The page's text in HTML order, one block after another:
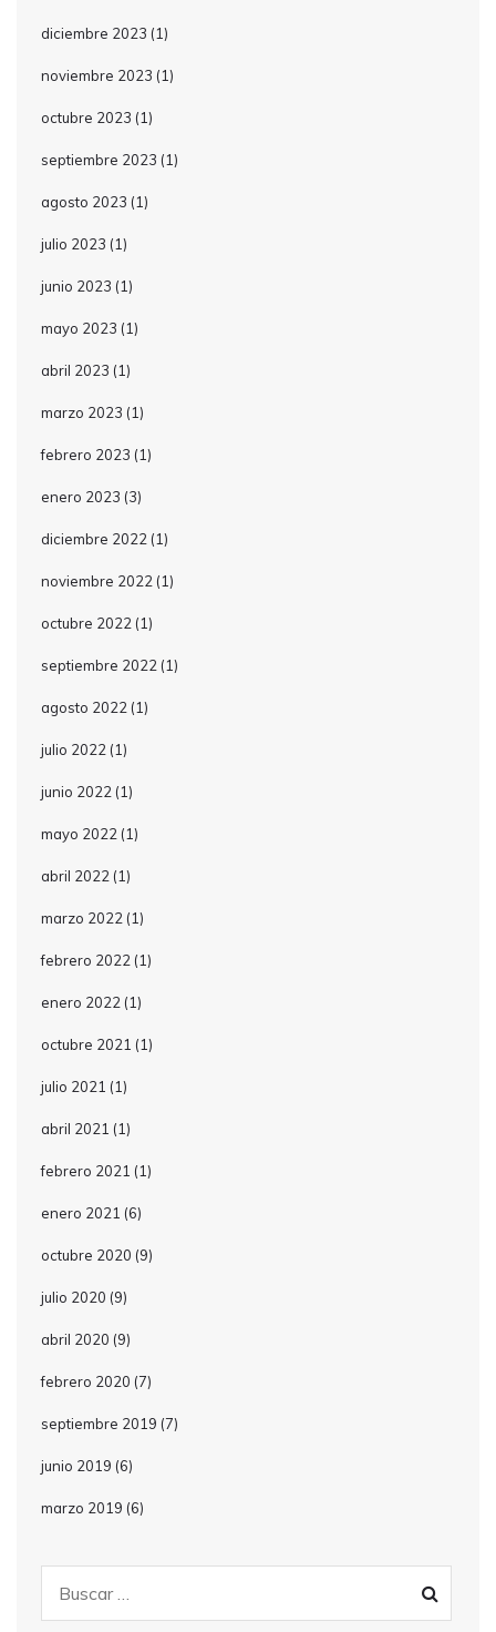
diciembre 2023 (1)
noviembre 2023 (1)
octubre 2023 (1)
septiembre 2023 (1)
agosto 2023 (1)
julio 2023 (1)
junio 2023 (1)
mayo 2023 (1)
abril 2023 (1)
marzo 2023 (1)
febrero 2023 (1)
enero 2023 (3)
diciembre 2022 (1)
noviembre 2022 (1)
octubre 2022 (1)
septiembre 2022 (1)
agosto 2022 (1)
julio 2022 (1)
junio 2022 (1)
mayo 2022 (1)
abril 2022 (1)
marzo 2022 (1)
febrero 2022 (1)
enero 2022 (1)
octubre 2021 (1)
julio 2021 (1)
abril 2021 (1)
febrero 2021 (1)
enero 2021 (6)
octubre 2020 (9)
julio 2020 (9)
abril 2020 (9)
febrero 2020 (7)
septiembre 2019 (7)
junio 2019 (6)
marzo 2019 (6)